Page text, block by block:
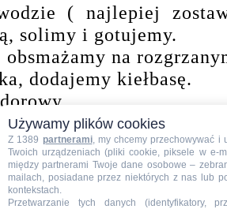
( najlepiej
solimy i gotujemy.
na
dodajemy kiełbasę.
ilości wody, hartując
sos musi być gęsty.
Używamy plików cookies
Z 1389 partnerami, my chcemy przechowywać i
Twoich urządzeniach (pliki cookie, piksele w e-
między partnerami Twoje dane osobowe –
mailach, posiadane przez niektórych z nas lub
kontekstach.
Przetwarzanie tych danych (identyfikatory,